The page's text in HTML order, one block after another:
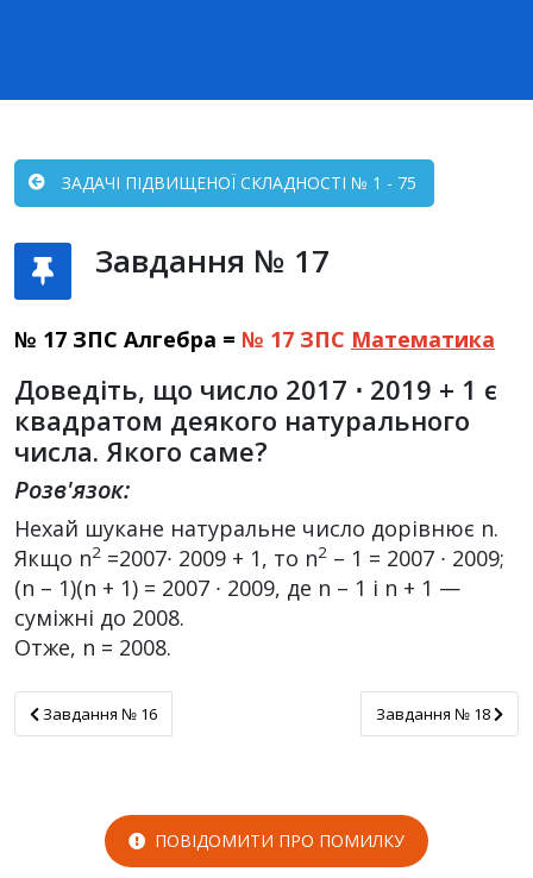
ЗАДАЧІ ПІДВИЩЕНОЇ СКЛАДНОСТІ № 1 - 75
Завдання № 17
№ 17 ЗПС Алгебра = № 17 ЗПС Математика
Доведіть, що число 2017 ⋅ 2019 + 1 є
квадратом деякого натурального
числа. Якого саме?
Розв'язок:
Нехай шукане натуральне число дорівнює n.
Якщо n2 =2007∙ 2009 + 1, то n2 – 1 = 2007 ∙ 2009;
(n – 1)(n + 1) = 2007 ∙ 2009, де n – 1 і n + 1 —
суміжні до 2008.
Отже, n = 2008.
Завдання № 16
Завдання № 16 Завдання № 18
Завдання № 18
ПОВІДОМИТИ ПРО ПОМИЛКУ